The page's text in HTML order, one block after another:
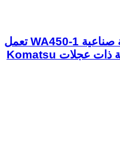
المحرك Komatsu جرافة أمامية صناعية WA450-1 تعمل
بالديزل بست أسطوانات لـ جرافة ذات عجلات Komatsu